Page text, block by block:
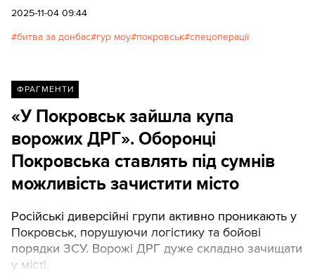
2025-11-04 09:44
битва за донбас гур моу покровськ спецоперації
ФРАГМЕНТИ
«У Покровськ зайшла купа
ворожих ДРГ». Оборонці
Покровська ставлять під сумнів
можливість зачистити місто
Російські диверсійні групи активно проникають у
Покровськ, порушуючи логістику та бойові
порядки ЗСУ. Ворожі ДРГ дуже складно зачищати
у місті.